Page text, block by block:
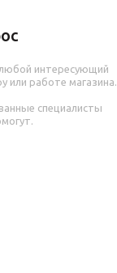
интересующий
или работе магазина.
специалисты